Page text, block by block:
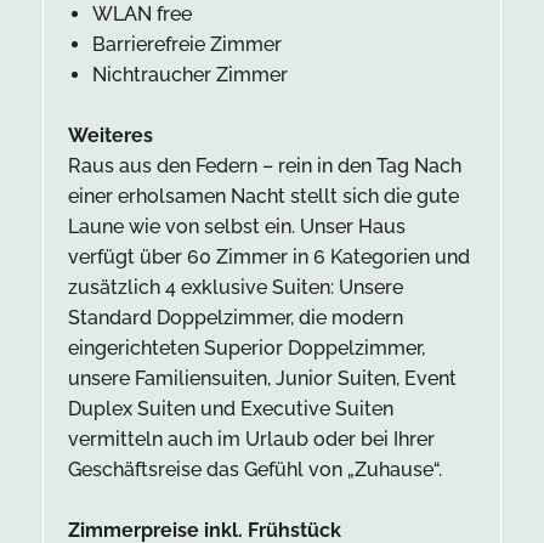
WLAN free
Barrierefreie Zimmer
Nichtraucher Zimmer
Weiteres
Raus aus den Federn – rein in den Tag Nach
einer erholsamen Nacht stellt sich die gute
Laune wie von selbst ein. Unser Haus
verfügt über 60 Zimmer in 6 Kategorien und
zusätzlich 4 exklusive Suiten: Unsere
Standard Doppelzimmer, die modern
eingerichteten Superior Doppelzimmer,
unsere Familiensuiten, Junior Suiten, Event
Duplex Suiten und Executive Suiten
vermitteln auch im Urlaub oder bei Ihrer
Geschäftsreise das Gefühl von „Zuhause“.
Zimmerpreise inkl. Frühstück